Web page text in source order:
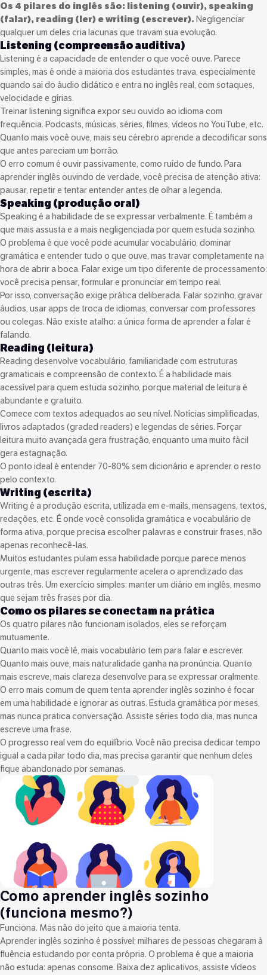
Os 4 pilares do inglês são: listening (ouvir), speaking
(falar), reading (ler) e writing (escrever).Negligenciar
qualquer um deles cria lacunas que travam sua evolução.
Listening (compreensão auditiva)
Listening é a capacidade de entender o que você ouve. Parece
simples, mas é onde a maioria dos estudantes trava, especialmente
quando sai do áudio didático e entra no inglês real, com sotaques,
velocidade e gírias.
Treinar listening significa expor seu ouvido ao idioma com
frequência. Podcasts, músicas, séries, filmes, vídeos no YouTube, etc.
Quanto mais você ouve, mais seu cérebro aprende a decodificar sons
que antes pareciam um borrão.
O erro comum é ouvir passivamente, como ruído de fundo. Para
aprender inglês ouvindo de verdade, você precisa de atenção ativa:
pausar, repetir e tentar entender antes de olhar a legenda.
Speaking (produção oral)
Speaking é a habilidade de se expressar verbalmente. É também a
que mais assusta e a mais negligenciada por quem estuda sozinho.
O problema é que você pode acumular vocabulário, dominar
gramática e entender tudo o que ouve, mas travar completamente na
hora de abrir a boca. Falar exige um tipo diferente de processamento:
você precisa pensar, formular e pronunciar em tempo real.
Por isso, conversação exige prática deliberada. Falar sozinho, gravar
áudios, usar apps de troca de idiomas, conversar com professores
ou colegas. Não existe atalho: a única forma de aprender a falar é
falando.
Reading (leitura)
Reading desenvolve vocabulário, familiaridade com estruturas
gramaticais e compreensão de contexto. É a habilidade mais
acessível para quem estuda sozinho, porque material de leitura é
abundante e gratuito.
Comece com textos adequados ao seu nível. Notícias simplificadas,
livros adaptados (graded readers) e legendas de séries. Forçar
leitura muito avançada gera frustração, enquanto uma muito fácil
gera estagnação.
O ponto ideal é entender 70-80% sem dicionário e aprender o resto
pelo contexto.
Writing (escrita)
Writing é a produção escrita, utilizada em e-mails, mensagens, textos,
redações, etc. É onde você consolida gramática e vocabulário de
forma ativa, porque precisa escolher palavras e construir frases, não
apenas reconhecê-las.
Muitos estudantes pulam essa habilidade porque parece menos
urgente, mas escrever regularmente acelera o aprendizado das
outras três. Um exercício simples: manter um diário em inglês, mesmo
que sejam três frases por dia.
Como os pilares se conectam na prática
Os quatro pilares não funcionam isolados, eles se reforçam
mutuamente.
Quanto mais você lê, mais vocabulário tem para falar e escrever.
Quanto mais ouve, mais naturalidade ganha na pronúncia. Quanto
mais escreve, mais clareza desenvolve para se expressar oralmente.
O erro mais comum de quem tenta aprender inglês sozinho é focar
em uma habilidade e ignorar as outras. Estuda gramática por meses,
mas nunca pratica conversação. Assiste séries todo dia, mas nunca
escreve uma frase.
O progresso real vem do equilíbrio. Você não precisa dedicar tempo
igual a cada pilar todo dia, mas precisa garantir que nenhum deles
fique abandonado por semanas.
Como aprender inglês sozinho
(funciona mesmo?)
Funciona. Mas não do jeito que a maioria tenta.
Aprender inglês sozinho é possível; milhares de pessoas chegaram à
fluência estudando por conta própria. O problema é que a maioria
não estuda: apenas consome. Baixa dez aplicativos, assiste vídeos